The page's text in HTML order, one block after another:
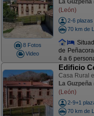
8 Fotos
Video
La Guzpeña
(León)
2-6 plazas
70 km de
de
4 a 6
Edificio
Casa Rural
La Guzpeña
(León)
2-9+1
70 km de